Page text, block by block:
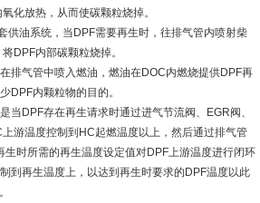
化放热，从而使碳颗粒烧掉。
供油系统，当DPF需要再生时，往排气管内喷射柴
DPF内部碳颗粒烧掉。
排气管中喷入燃油，燃油在DOC内燃烧提供DPF再
DPF内颗粒物的目的。
当DPF存在再生请求时通过进气节流阀、EGR阀、
游温度控制到HC起燃温度以上，然后通过排气管
时所需的再生温度设定值对DPF上游温度进行闭环
到再生温度上，以达到再生时要求的DPF温度以此